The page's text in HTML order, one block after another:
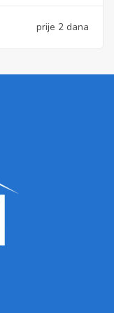
prije 2 dana